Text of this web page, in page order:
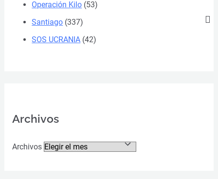
Operación Kilo (53)
Santiago (337)
SOS UCRANIA (42)
Archivos
Archivos